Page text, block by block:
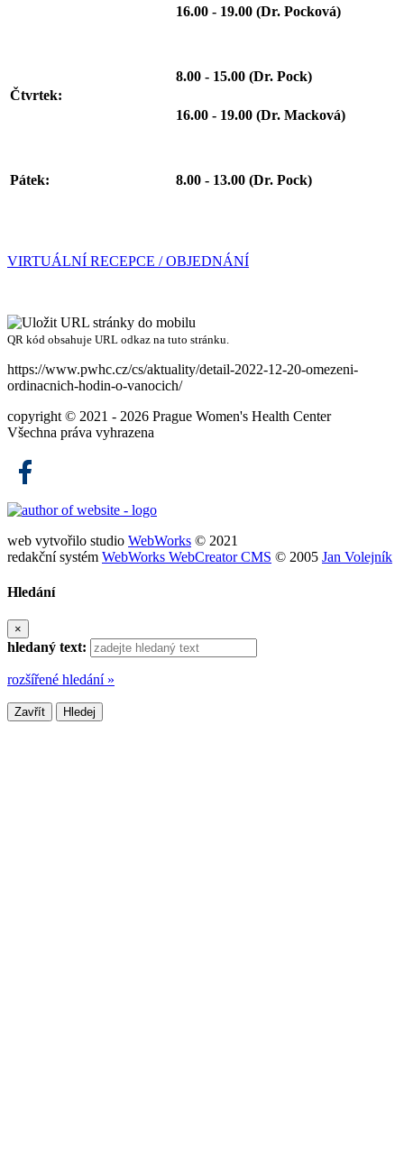
16.00 - 19.00 (Dr. Pocková)
Čtvrtek:
8.00 - 15.00 (Dr. Pock)
16.00 - 19.00 (Dr. Macková)
Pátek: 8.00 - 13.00 (Dr. Pock)
VIRTUÁLNÍ RECEPCE / OBJEDNÁNÍ
QR kód obsahuje URL odkaz na tuto stránku.
https://www.pwhc.cz/cs/aktuality/detail-2022-12-20-omezeni-
ordinacnich-hodin-o-vanocich/
copyright © 2021 - 2026 Prague Women's Health Center
Všechna práva vyhrazena
web vytvořilo studio WebWorks © 2021
redakční systém WebWorks WebCreator CMS © 2005 Jan Volejník
Hledání
×
hledaný text:
rozšířené hledání »
Zavřít Hledej